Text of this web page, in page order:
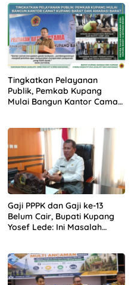
Daerah, Bupati Kupang
Kerjasama Opsen Pajak
NTT
Tingkatkan Pelayanan
Publik, Pemkab Kupang
Mulai Bangun Kantor Camat
Gaji PPPK dan Gaji ke-13
Belum Cair, Bupati Kupang
Yosef Lede: Ini Masalah